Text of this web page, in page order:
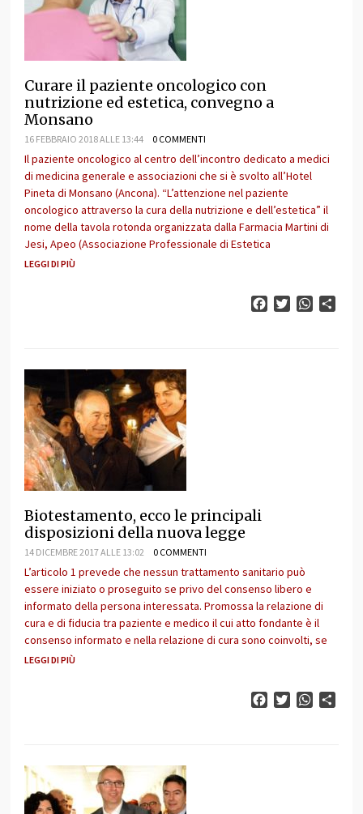
Curare il paziente oncologico con
nutrizione ed estetica, convegno a
Monsano
16 FEBBRAIO 2018 ALLE 13:44 0 COMMENTI
Il paziente oncologico al centro dell’incontro dedicato a medici
di medicina generale e associazioni che si è svolto all’Hotel
Pineta di Monsano (Ancona). “L’attenzione nel paziente
oncologico attraverso la cura della nutrizione e dell’estetica” il
nome della tavola rotonda organizzata dalla Farmacia Martini di
Jesi, Apeo (Associazione Professionale di Estetica
LEGGI DI PIÙ
FacebookTwitter
Biotestamento, ecco le principali
disposizioni della nuova legge
14 DICEMBRE 2017 ALLE 13:02 0 COMMENTI
L’articolo 1 prevede che nessun trattamento sanitario può
essere iniziato o proseguito se privo del consenso libero e
informato della persona interessata. Promossa la relazione di
cura e di fiducia tra paziente e medico il cui atto fondante è il
consenso informato e nella relazione di cura sono coinvolti, se
LEGGI DI PIÙ
FacebookTwitter